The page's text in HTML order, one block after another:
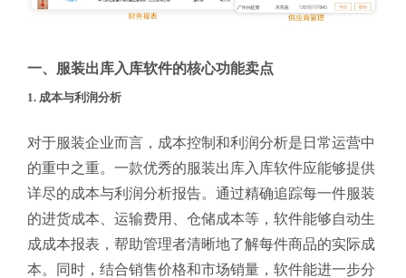
一、服装出库入库软件的核心功能卖点
1. 成本与利润分析
对于服装企业而言，成本控制和利润分析是日常运营中
的重中之重。一款优秀的服装出库入库软件应能够提供
详尽的成本与利润分析报告。通过精确追踪每一件服装
的进货成本、运输费用、仓储成本等，软件能够自动生
成成本报表，帮助管理者清晰地了解每件商品的实际成
本。同时，结合销售价格和市场销量，软件能进一步分